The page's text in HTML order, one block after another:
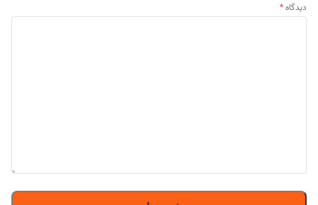
دیدگاه*